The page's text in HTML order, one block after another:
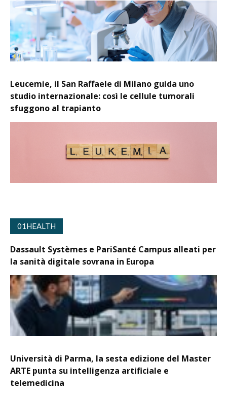
Leucemie, il San Raffaele di Milano guida uno
studio internazionale: così le cellule tumorali
sfuggono al trapianto
01HEALTH
Dassault Systèmes e PariSanté Campus alleati per
la sanità digitale sovrana in Europa
Università di Parma, la sesta edizione del Master
ARTE punta su intelligenza artificiale e
telemedicina